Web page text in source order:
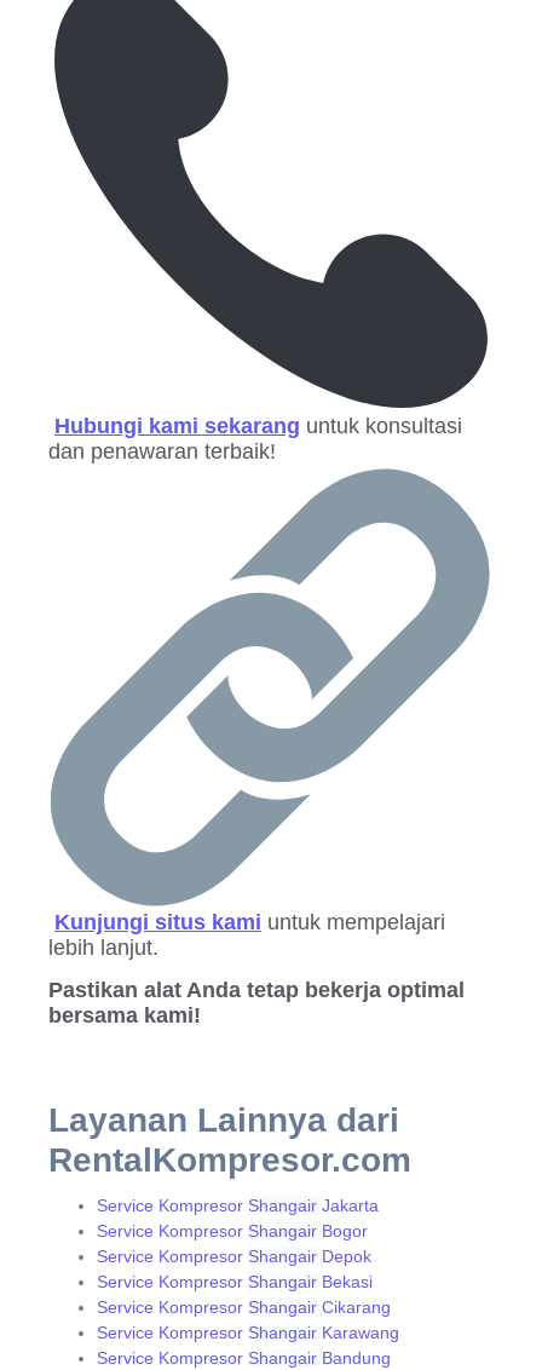
Hubungi kami sekarang untuk konsultasi
dan penawaran terbaik!
Kunjungi situs kami untuk mempelajari
lebih lanjut.
Pastikan alat Anda tetap bekerja optimal
bersama kami!
Layanan Lainnya dari
RentalKompresor.com
Service Kompresor Shangair Jakarta
Service Kompresor Shangair Bogor
Service Kompresor Shangair Depok
Service Kompresor Shangair Bekasi
Service Kompresor Shangair Cikarang
Service Kompresor Shangair Karawang
Service Kompresor Shangair Bandung